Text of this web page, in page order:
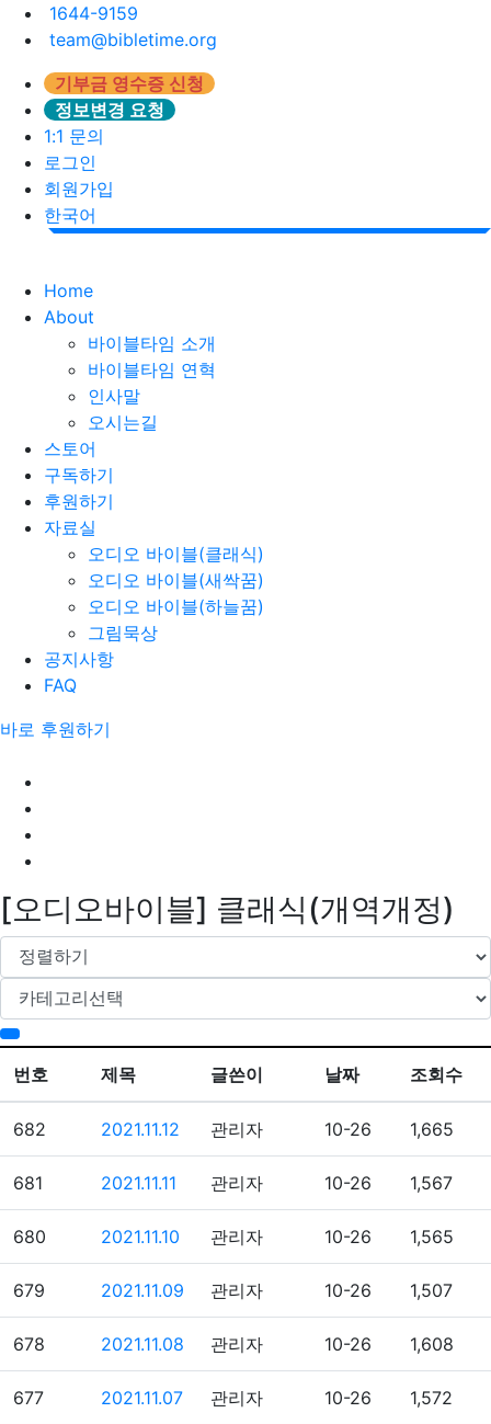
1644-9159
team@bibletime.org
기부금 영수증 신청
정보변경 요청
1:1 문의
로그인
회원가입
한국어
Home
About
바이블타임 소개
바이블타임 연혁
인사말
오시는길
스토어
구독하기
후원하기
자료실
오디오 바이블(클래식)
오디오 바이블(새싹꿈)
오디오 바이블(하늘꿈)
그림묵상
공지사항
FAQ
바로 후원하기
[오디오바이블] 클래식(개역개정)
번호 제목 글쓴이 날짜 조회수
682 2021.11.12 관리자 10-26 1,665
681 2021.11.11 관리자 10-26 1,567
680 2021.11.10 관리자 10-26 1,565
679 2021.11.09 관리자 10-26 1,507
678 2021.11.08 관리자 10-26 1,608
677 2021.11.07 관리자 10-26 1,572